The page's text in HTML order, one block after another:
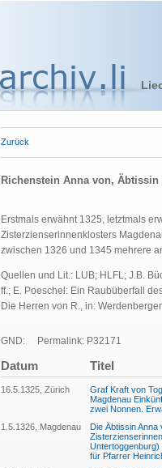
Zurück
Richenstein Anna von, Äbtissin
Erstmals erwähnt 1325, letztmals
Zisterzienserinnenklosters
zwischen 1326 und 1345 mehrere
Quellen und Lit.: LUB; HLFL; J.B.
ff.; E. Poeschel: Ein Raubüberfall
Die Herren von R., in:
GND: Permalink: P32171
Datum Titel
16.5.1325, Zürich
Graf Kraft von
Magdenau
zwei Nonnen.
1.5.1326, Magdenau
Die Äbtissin Anna
für Pfarrer